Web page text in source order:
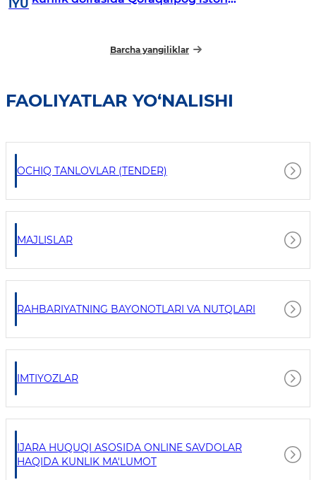
IYU
Barcha yangiliklar
FAOLIYATLAR YO‘NALISHI
OCHIQ TANLOVLAR (TENDER)
MAJLISLAR
RAHBARIYATNING BAYONOTLARI VA NUTQLARI
IMTIYOZLAR
IJARA HUQUQI ASOSIDA ONLINE SAVDOLAR
HAQIDA KUNLIK MA'LUMOT